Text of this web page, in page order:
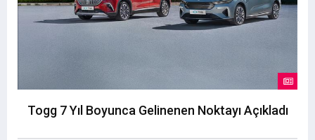
Togg 7 Yıl Boyunca Gelinenen Noktayı Açıkladı